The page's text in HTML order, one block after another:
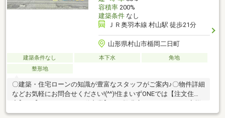
容積率200%
建築条件なし
ＪＲ奥羽本線 村山駅 徒歩21分
山形県村山市楯岡二日町
建築条件なし 本下水
角地
整形地
〇建築・住宅ローンの知識が豊富なスタッフがご案内♪〇物件詳細
などお気軽にお問合せください!(^^)!住まいずONEでは【注文住
の住まい探しをお手伝いさせていただいております。平日やお仕